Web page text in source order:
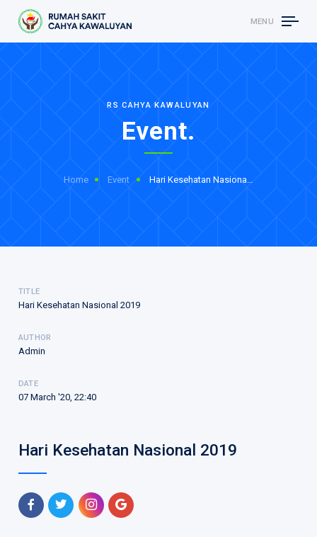
MENU
RS CAHYA KAWALUYAN
Event.
Home Event Hari Kesehatan Nasional 2019
TITLE
Hari Kesehatan Nasional 2019
AUTHOR
Admin
DATE
07 March '20, 22:40
Hari Kesehatan Nasional 2019